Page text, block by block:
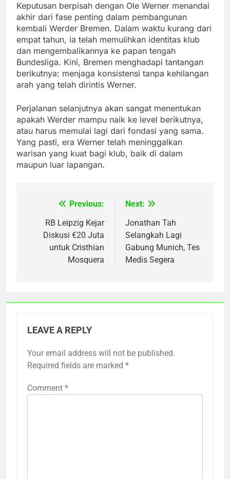
Keputusan berpisah dengan Ole Werner menandai
akhir dari fase penting dalam pembangunan
kembali Werder Bremen. Dalam waktu kurang dari
empat tahun, ia telah memulihkan identitas klub
dan mengembalikannya ke papan tengah
Bundesliga. Kini, Bremen menghadapi tantangan
berikutnya: menjaga konsistensi tanpa kehilangan
arah yang telah dirintis Werner.
Perjalanan selanjutnya akan sangat menentukan
apakah Werder mampu naik ke level berikutnya,
atau harus memulai lagi dari fondasi yang sama.
Yang pasti, era Werner telah meninggalkan
warisan yang kuat bagi klub, baik di dalam
maupun luar lapangan.
navigation
Previous:
RB Leipzig Kejar
Diskusi €20 Juta
untuk Cristhian
Mosquera
Next:
Jonathan Tah
Selangkah Lagi
Gabung Munich, Tes
Medis Segera
LEAVE A REPLY
Your email address will not be published.
Required fields are marked *
Comment *